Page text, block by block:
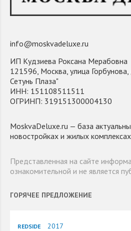
info@moskvadeluxe.ru
ИП Кудзиева Роксана Мерабовна
121596, Москва, улица Горбунова,
Сетунь Плаза"
ИНН: 151108511511
ОГРИНП: 319151300004130
MoskvaDeluxe.ru — база
новостройках и жилых
Представленная на сайте
ознакомительной и не является
ГОРЯЧЕЕ ПРЕДЛОЖЕНИЕ
REDSIDE
2017